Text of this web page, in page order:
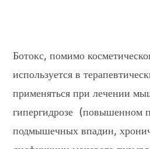
Ботокс, помимо
используется в
применяться при лечении
гипергидрозе (повышенном
подмышечных впадин,